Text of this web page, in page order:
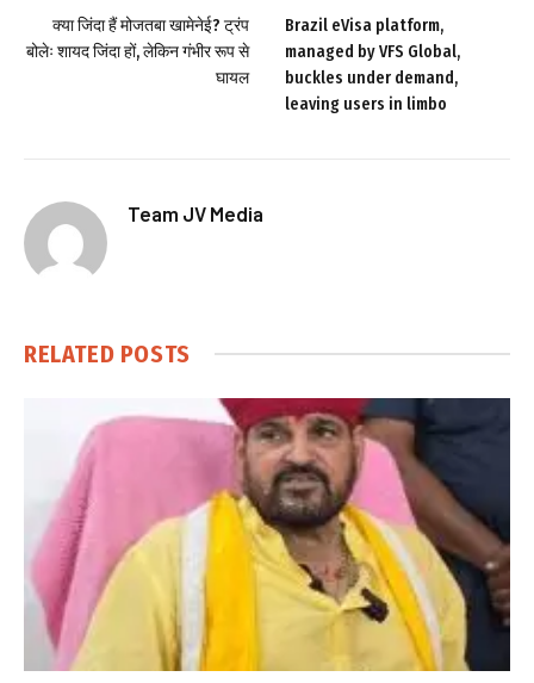
क्या जिंदा हैं मोजतबा खामेनेई? ट्रंप
बोलेः शायद जिंदा हों, लेकिन गंभीर रूप से
घायल
Brazil eVisa platform,
managed by VFS Global,
buckles under demand,
leaving users in limbo
Team JV Media
RELATED POSTS